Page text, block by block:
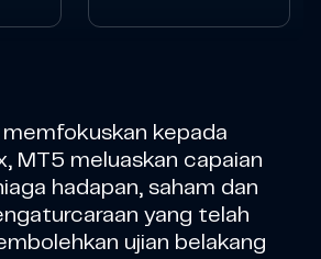
kepada
MT5 meluaskan capaian
hadapan, saham dan
yang telah
ujian belakang